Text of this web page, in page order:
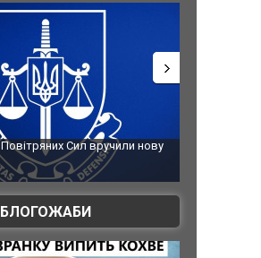
Сили оборони уразили Ярославський НПЗ:
губернатор регіону заявив про
атаку. ВІДЕО
БЛОГОЖАБИ